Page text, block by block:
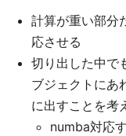
計算が重い部分
応させる
切り出した中で
ブジェクトにあ
に出すことを考
numba対応